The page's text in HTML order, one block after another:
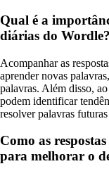
Qual é a
diárias do Wordle?
Acompanhar as
aprender novas
palavras. Além disso,
podem identificar
resolver palavras
Como as
para melhorar o